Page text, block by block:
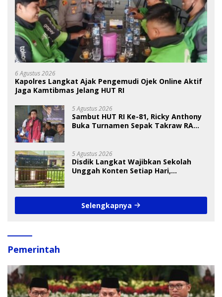
6 Agustus 2026
Kapolres Langkat Ajak Pengemudi Ojek Online Aktif
Jaga Kamtibmas Jelang HUT RI
5 Agustus 2026
Sambut HUT RI Ke-81, Ricky Anthony
Buka Turnamen Sepak Takraw RA
5 Agustus 2026
Disdik Langkat Wajibkan Sekolah
Unggah Konten Setiap Hari,
Selengkapnya
Pemerintah